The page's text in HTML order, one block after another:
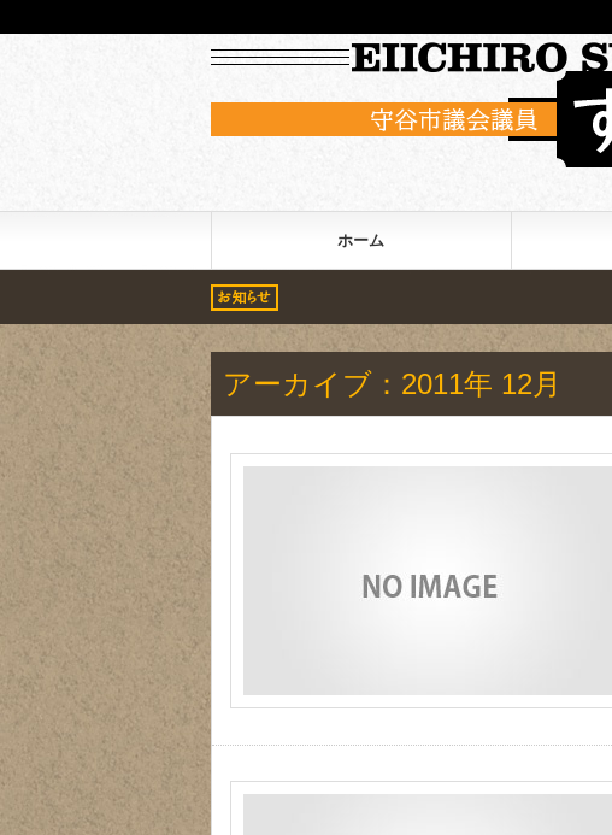
すえむら英一郎の公式ホームページ
ホーム
アーカイブ：2011年 12月